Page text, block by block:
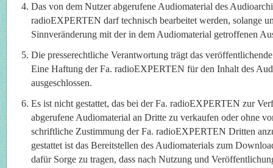
Das von dem Nutzer abgerufene Audiomaterial des
radioEXPERTEN darf technisch bearbeitet werden, solange
Sinnveränderung mit der in dem Audiomaterial getroffenen
Die presserechtliche Verantwortung trägt das
Eine Haftung der Fa. radioEXPERTEN für den Inhalt des
ausgeschlossen.
Es ist nicht gestattet, das bei der Fa. radioEXPERTEN zur
abgerufene Audiomaterial an Dritte zu verkaufen oder ohne
schriftliche Zustimmung der Fa. radioEXPERTEN Dritten
gestattet ist das Bereitstellen des Audiomaterials zum
dafür Sorge zu tragen, dass nach Nutzung und